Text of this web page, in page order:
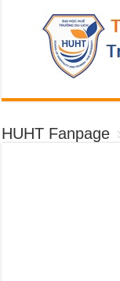
HUHT Fanpage